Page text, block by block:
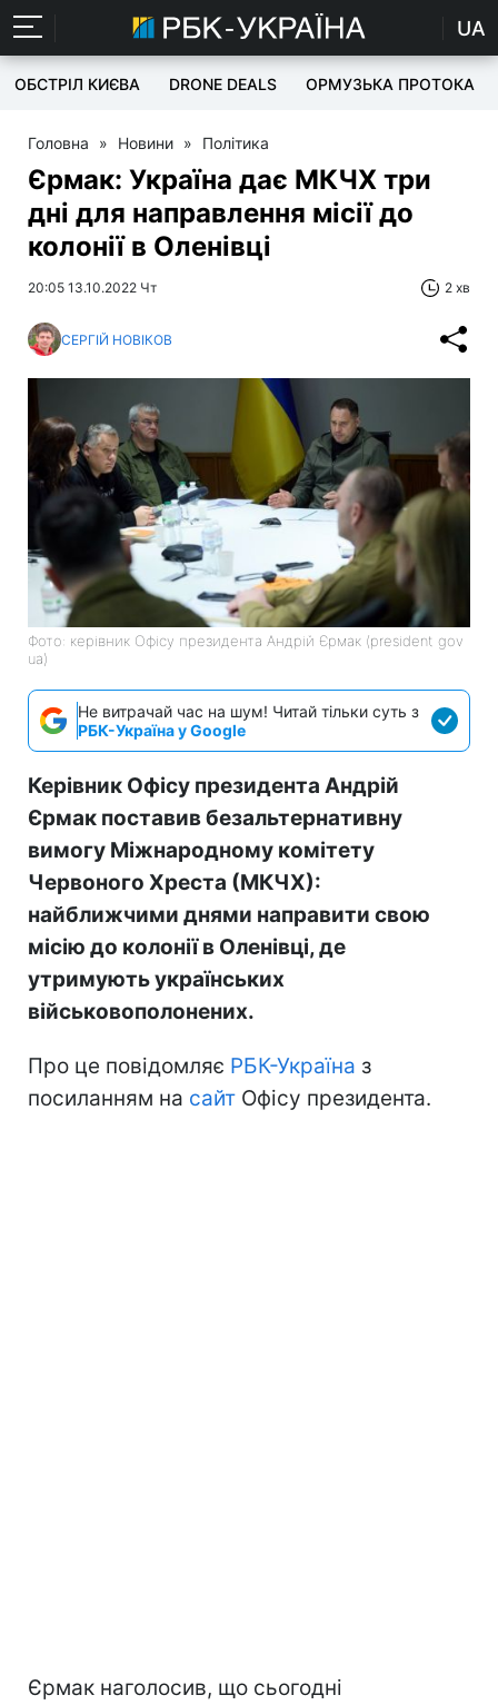
UA
ОБСТРІЛ КИЄВА DRONE DEALS ОРМУЗЬКА ПРОТОКА
Головна » Новини » Політика
Єрмак: Україна дає МКЧХ три
дні для направлення місії до
колонії в Оленівці
20:05 13.10.2022 Чт 2 хв
СЕРГІЙ НОВІКОВ
Фото: керівник Офісу президента Андрій Єрмак (president gov
ua)
Не витрачай час на шум! Читай тільки суть з
РБК-Україна у Google
Керівник Офісу президента Андрій
Єрмак поставив безальтернативну
вимогу Міжнародному комітету
Червоного Хреста (МКЧХ):
найближчими днями направити свою
місію до колонії в Оленівці, де
утримують українських
військовополонених.
Про це повідомляє РБК-Україна з
посиланням на сайт Офісу президента.
Єрмак наголосив, що сьогодні